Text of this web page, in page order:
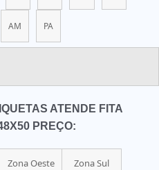
AM PA
ATENDE FITA
PREÇO:
Zona Oeste Zona Sul